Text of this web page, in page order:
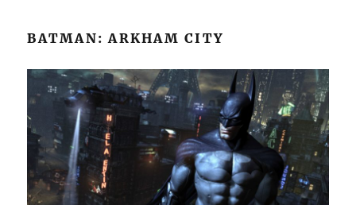
BATMAN: ARKHAM CITY